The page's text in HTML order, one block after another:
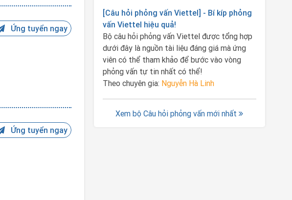
Ứng tuyển ngay
Ứng tuyển ngay
[Câu hỏi phỏng vấn Viettel] - Bí kíp phỏng
vấn Viettel hiệu quả!
Bộ câu hỏi phỏng vấn Viettel được tổng hợp
dưới đây là nguồn tài liệu đáng giá mà ứng
viên có thể tham khảo để bước vào vòng
phỏng vấn tự tin nhất có thể!
Theo chuyên gia: Nguyễn Hà Linh
Xem bộ Câu hỏi phỏng vấn mới nhất